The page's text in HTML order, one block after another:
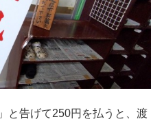
と告げて250円を払うと、渡